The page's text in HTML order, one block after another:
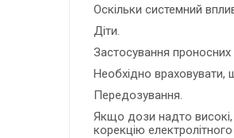
Оскільки системний
Діти.
Застосування проносних
Необхідно
Передозування.
Якщо дози надто високі,
корекцію